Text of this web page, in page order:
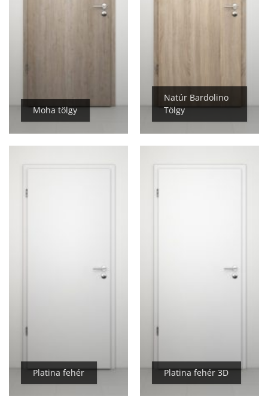
Moha tölgy
Natúr Bardolino
Tölgy
Platina fehér Platina fehér 3D